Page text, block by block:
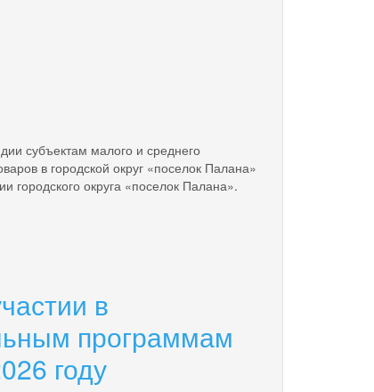
субъектам малого и среднего
в городской округ «поселок Палана»
городского округа «поселок Палана».
в
программам
году